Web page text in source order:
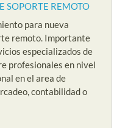
SOPORTE REMOTO
para nueva
remoto. Importante
especializados de
profesionales en nivel
en el area de
contabilidad o